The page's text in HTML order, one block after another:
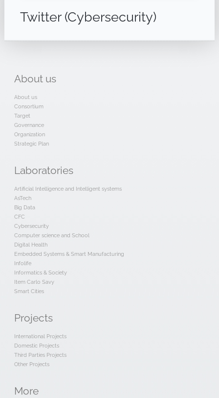
Twitter (Cybersecurity)
About us
About us
Consortium
Target
Governance
Organization
Strategic Plan
Laboratories
Artificial Intelligence and Intelligent systems
AsTech
Big Data
CFC
Cybersecurity
Computer science and School
Digital Health
Embedded Systems & Smart Manufacturing
Infolife
Informatics & Society
Item Carlo Savy
Smart Cities
Projects
International Projects
Domestic Projects
Third Parties Projects
Other Projects
More